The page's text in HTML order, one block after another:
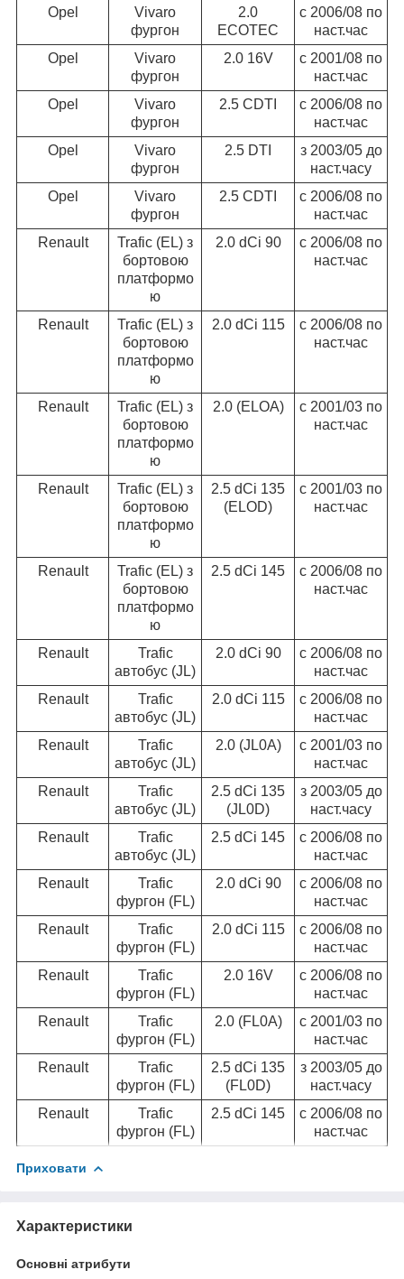
Opel
Vivaro
фургон
2.0
ECOTEC
c 2006/08 по
наст.час
Opel
Vivaro
фургон
2.0 16V
c 2001/08 по
наст.час
Opel
Vivaro
фургон
2.5 CDTI
c 2006/08 по
наст.час
Opel
Vivaro
фургон
2.5 DTI
з 2003/05 до
наст.часу
Opel
Vivaro
фургон
2.5 CDTI
c 2006/08 по
наст.час
Renault
Trafic (EL) з
бортовою
платформо
ю
2.0 dCi 90
c 2006/08 по
наст.час
Renault
Trafic (EL) з
бортовою
платформо
ю
2.0 dCi 115
c 2006/08 по
наст.час
Renault
Trafic (EL) з
бортовою
платформо
ю
2.0 (ELOA)
c 2001/03 по
наст.час
Renault
Trafic (EL) з
бортовою
платформо
ю
2.5 dCi 135
(ELOD)
c 2001/03 по
наст.час
Renault
Trafic (EL) з
бортовою
платформо
ю
2.5 dCi 145
c 2006/08 по
наст.час
Renault
Trafic
автобус (JL)
2.0 dCi 90
c 2006/08 по
наст.час
Renault
Trafic
автобус (JL)
2.0 dCi 115
c 2006/08 по
наст.час
Renault
Trafic
автобус (JL)
2.0 (JL0A)
c 2001/03 по
наст.час
Renault
Trafic
автобус (JL)
2.5 dCi 135
(JL0D)
з 2003/05 до
наст.часу
Renault
Trafic
автобус (JL)
2.5 dCi 145
c 2006/08 по
наст.час
Renault
Trafic
фургон (FL)
2.0 dCi 90
c 2006/08 по
наст.час
Renault
Trafic
фургон (FL)
2.0 dCi 115
c 2006/08 по
наст.час
Renault
Trafic
фургон (FL)
2.0 16V
c 2006/08 по
наст.час
Renault
Trafic
фургон (FL)
2.0 (FL0A)
c 2001/03 по
наст.час
Renault
Trafic
фургон (FL)
2.5 dCi 135
(FL0D)
з 2003/05 до
наст.часу
Renault
Trafic
фургон (FL)
2.5 dCi 145
c 2006/08 по
наст.час
Приховати
Характеристики
Основні атрибути